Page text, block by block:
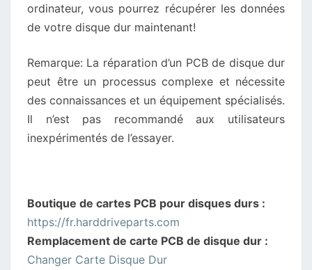
ordinateur, vous pourrez récupérer les données
de votre disque dur maintenant!
Remarque: La réparation d’un PCB de disque dur
peut être un processus complexe et nécessite
des connaissances et un équipement spécialisés.
Il n’est pas recommandé aux utilisateurs
inexpérimentés de l’essayer.
Boutique de cartes PCB pour disques durs :
https://fr.harddriveparts.com
Remplacement de carte PCB de disque dur :
Changer Carte Disque Dur